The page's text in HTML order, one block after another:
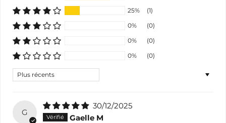
25%
(1)
0%
(0)
0%
(0)
0%
(0)
Sort by
G
30/12/2025
Gaelle M